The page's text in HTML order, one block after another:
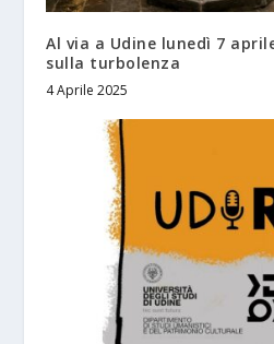
Al via a Udine lunedì 7
sulla turbolenza
4 Aprile 2025